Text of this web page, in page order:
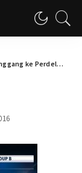
Final Liga Champions 2016/2017?